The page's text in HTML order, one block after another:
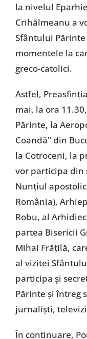
la nivelul
Crihălmeanu a
Sfântului
momentele la
greco-catolici.
Astfel,
mai, la ora
Părinte, la
Coandă" din
la Cotroceni, la
vor participa din
Nunțiul
România),
Robu, al
partea Bisericii
Mihai Frățilă,
al vizitei
participa și
Părinte și întreg
jurnaliști,
În continuare,